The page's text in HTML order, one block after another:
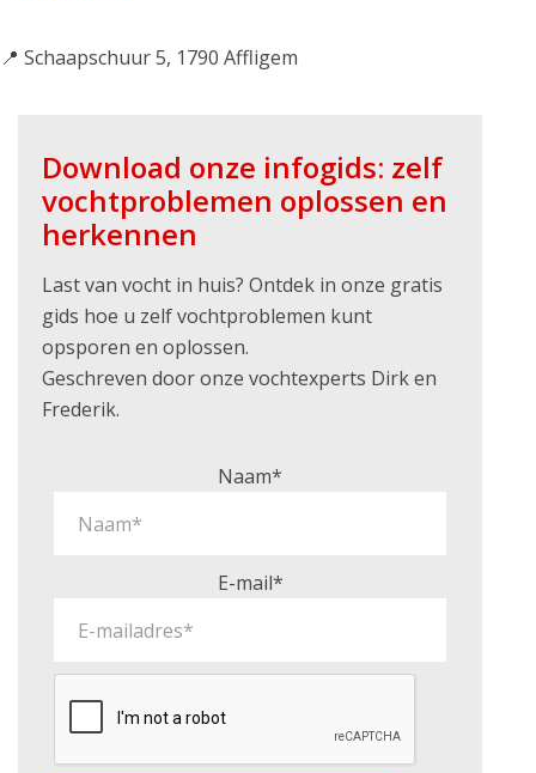
📍 Schaapschuur 5, 1790 Affligem
Download onze infogids: zelf
vochtproblemen oplossen en
herkennen
Last van vocht in huis? Ontdek in onze gratis
gids hoe u zelf vochtproblemen kunt
opsporen en oplossen.
Geschreven door onze vochtexperts Dirk en
Frederik.
Naam*
E-mail*